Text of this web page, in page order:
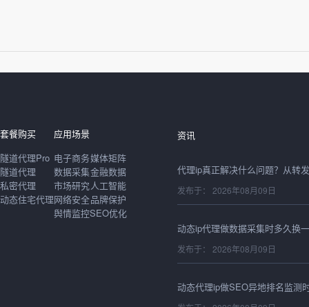
套餐购买
隧道代理Pro
隧道代理
私密代理
动态住宅代理
应用场景
电子商务
数据采集
市场研究
网络安全
舆情监控
媒体矩阵
金融数据
人工智能
品牌保护
SEO优化
资讯
发布于： 2026年08月09日
发布于： 2026年08月09日
发布于： 2026年08月09日